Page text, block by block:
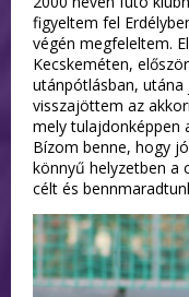
figyeltem fel
végén megfeleltem.
Kecskeméten,
utánpótlásban,
visszajöttem az
mely tulajdonképpen
Bízom benne, hogy
könnyű helyzetben a
célt és